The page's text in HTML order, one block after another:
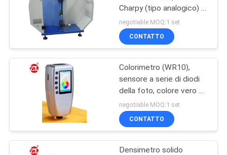
Apparecchiatura di
collaudo
d'imballaggio
Macchina di prova
del casco
51
Charpy (tipo analogico) e
libera il pendolo
negotiable MOQ:1 set
CONTATTO
Colorimetro (WR10),
sensore a serie di diodi
della foto, colore vero di
TFT a 2,8 pollici
negotiable MOQ:1 set
CONTATTO
Densimetro solido